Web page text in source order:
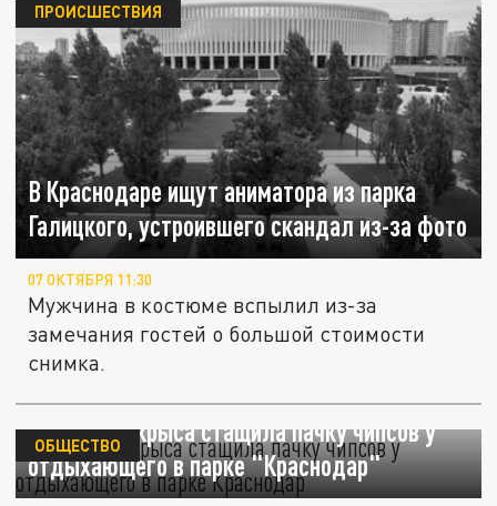
В Краснодаре ищут аниматора из парка
Галицкого, устроившего скандал из-за фото
ПРОИСШЕСТВИЯ
07 ОКТЯБРЯ 11:30
Мужчина в костюме вспылил из-за
замечания гостей о большой стоимости
снимка.
Проворная крыса стащила пачку чипсов у
отдыхающего в парке "Краснодар"
ОБЩЕСТВО